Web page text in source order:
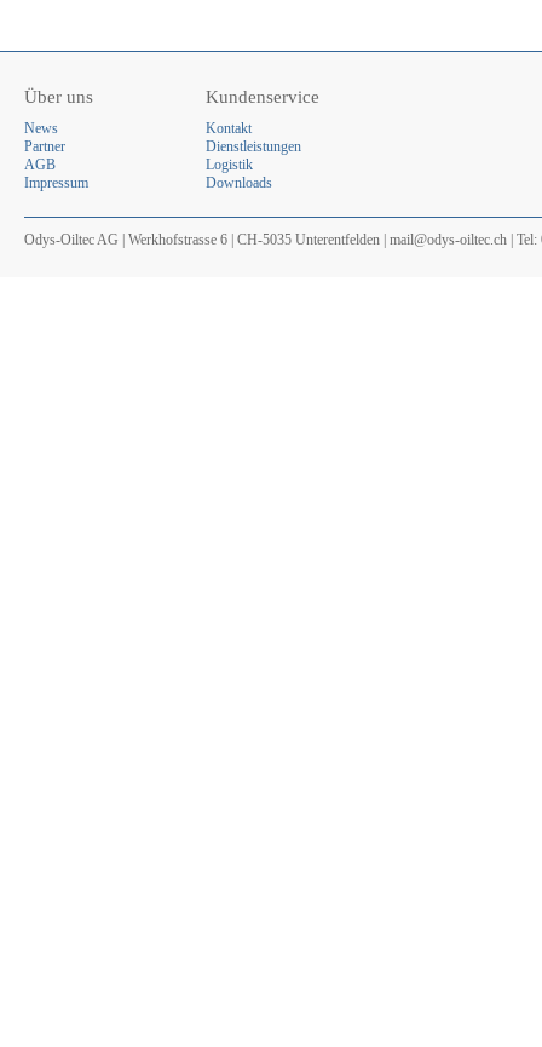
Über uns
News
Partner
AGB
Impressum
Kundenservice
Kontakt
Dienstleistungen
Logistik
Downloads
Odys-Oiltec AG | Werkhofstrasse 6 | CH-5035 Unterentfelden | mail@odys-oiltec.ch |